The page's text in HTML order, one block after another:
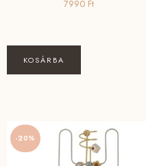
7990 Ft
KOSÁRBA
-20%